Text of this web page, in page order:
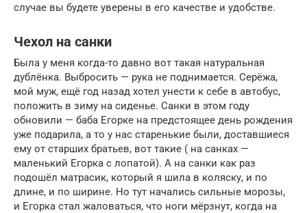
случае вы будете уверены в его качестве и удобстве.
Чехол на санки
Была у меня когда-то давно вот такая натуральная
дублёнка. Выбросить — рука не поднимается. Серёжа,
мой муж, ещё год назад хотел унести к себе в автобус,
положить в зиму на сиденье. Санки в этом году
обновили — баба Егорке на предстоящее день рождения
уже подарила, а то у нас старенькие были, доставшиеся
ему от старших братьев, вот такие ( на санках —
маленький Егорка с лопатой). А на санки как раз
подошёл матрасик, который я шила в коляску, и по
длине, и по ширине. Но тут начались сильные морозы,
и Егорка стал жаловаться, что ноги мёрзнут, когда на